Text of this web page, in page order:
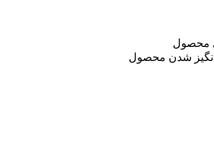
محصول
شدن محصول